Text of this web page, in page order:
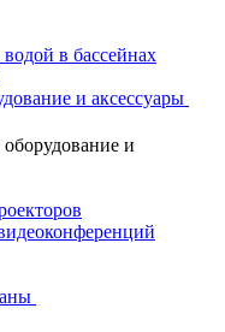
в бассейнах
и аксессуары
и